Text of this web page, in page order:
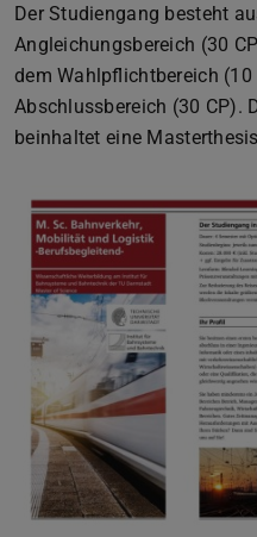
Der Studiengang besteht
Angleichungsbereich (30
dem Wahlpflichtbereich (10
Abschlussbereich (30 CP).
beinhaltet eine